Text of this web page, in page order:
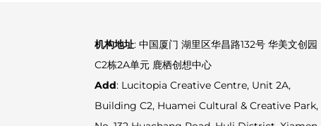
机构地址: 中国厦门 湖里区华昌路132号 华美文创园
C2栋2A单元 鹿栖创想中心
Add: Lucitopia Creative Centre, Unit 2A,
Building C2, Huamei Cultural & Creative Park,